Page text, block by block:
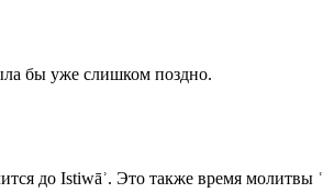
бы уже слишком поздно.
до Istiwāʾ. Это также время молитвы